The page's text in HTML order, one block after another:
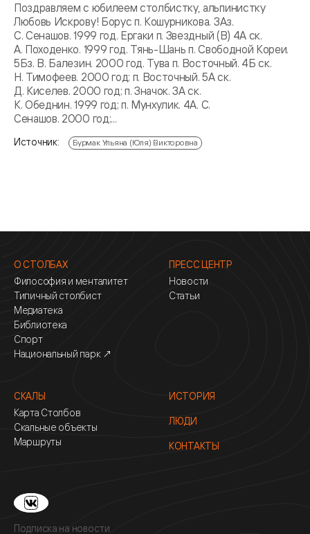
Поздравляем с юбилеем столбистку, альпинистку
Любовь Искрову! Борус п. Кошурникова. 3Аз.
С. Сенашов. 1999 год. Ергаки п. Звездный (В) 4А ск.
А. Походенко. 1999 год. Тянь-Шань п. Свободной Кореи.
5Бз. В. Балезин. 2000 год. Тува п. Восточный. 4Б cк.
Н. Тимофеев. 2000 год; п. Восточный. 5А cк.
Д. Киселев. 2000 год; п. Значок. 3А cк.
К. Обеднин. 1999 год; п. Мунхулик. 4А. С.
Сенашов. 2000 год;...
Источник: Бурмак Ульяна (Юля) Викторовна
О СТОЛБАХ
Философия и менталитет
Типичный столбист
Медиатека
Библиотека
Спорт
Национальный парк ↗
ПРЕСС ЦЕНТР
Новости
Статьи
СКАЛЫ
Карта Столбов
Скальные объекты
Маршруты
ИСТОРИЯ
ЛЮДИ
КОНТАКТЫ
Подписка на новости